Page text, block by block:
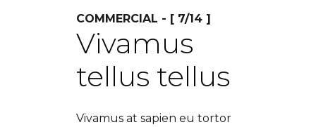
COMMERCIAL - [ 7/14 ]
Vivamus
tellus tellus
Vivamus at sapien eu tortor